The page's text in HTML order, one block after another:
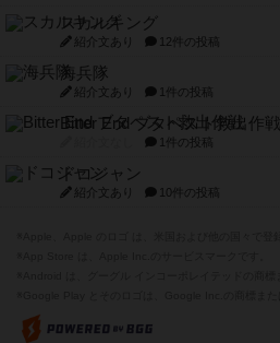
スカルキング
紹介文あり 12件の投稿
海兵隊
紹介文あり 1件の投稿
Bitter End ブタペスト救出作戦
1件の投稿
ドコジャン
紹介文あり 10件の投稿